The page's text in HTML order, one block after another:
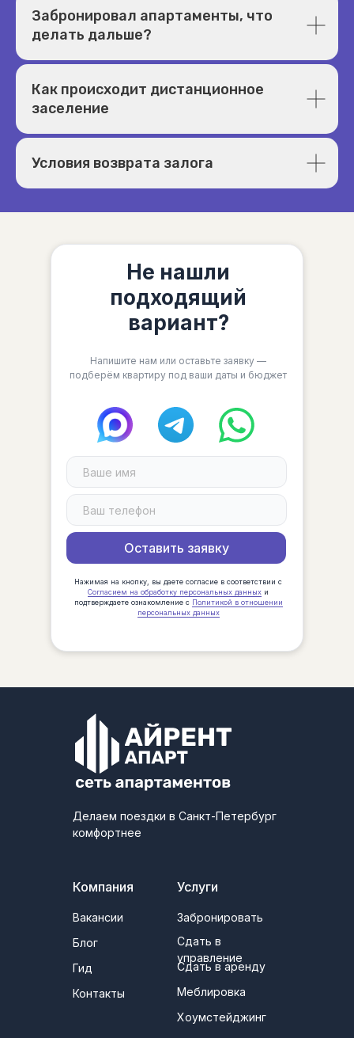
Забронировал апартаменты, что
делать дальше?
Как происходит дистанционное
заселение
Условия возврата залога
Нажимая на кнопку, вы даете cогласие в соответствии с
Согласием на обработку персональных данных и
подтверждаете ознакомление с Политикой в отношении
персональных данных
Напишите нам или оставьте заявку —
подберём квартиру под ваши даты и бюджет
Не нашли
подходящий
вариант?
Оставить заявку
Делаем поездки в Санкт-Петербург
комфортнее
Компания
Вакансии
Блог
Гид
Контакты
Услуги
Сдать в
управление
Сдать в аренду
Меблировка
Хоумстейджинг
Забронировать